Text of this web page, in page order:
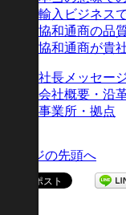
輸入ビジネス
協和通商の品
協和通商が貴
社長メッセー
会社概要・沿
事業所・拠点
ページの先頭へ